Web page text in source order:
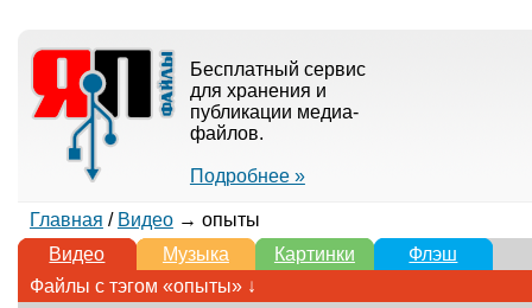
Бесплатный сервис
для хранения и
публикации медиа-
файлов.
Подробнее »
Главная / Видео→ опыты
Видео
Музыка Картинки
Флэш
Файлы с тэгом «опыты» ↓